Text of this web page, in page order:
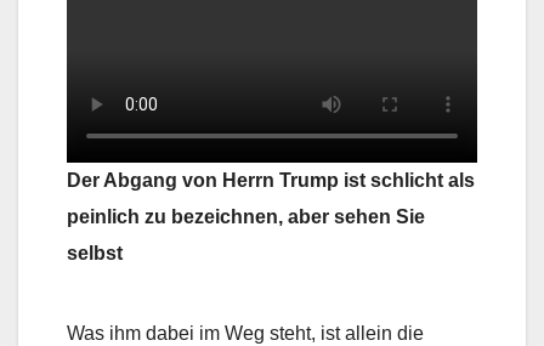
Der Abgang von Herrn Trump ist schlicht als
peinlich zu bezeichnen, aber sehen Sie
selbst
Was ihm dabei im Weg steht, ist allein die